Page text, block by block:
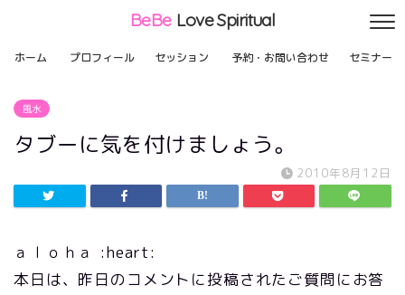
BeBe Love Spiritual
ホーム プロフィール セッション 予約・お問い合わせ セミナー
風水
タブーに気を付けましょう。
2010年8月12日
ａｌｏｈａ :heart:
本日は、昨日のコメントに投稿されたご質問にお答